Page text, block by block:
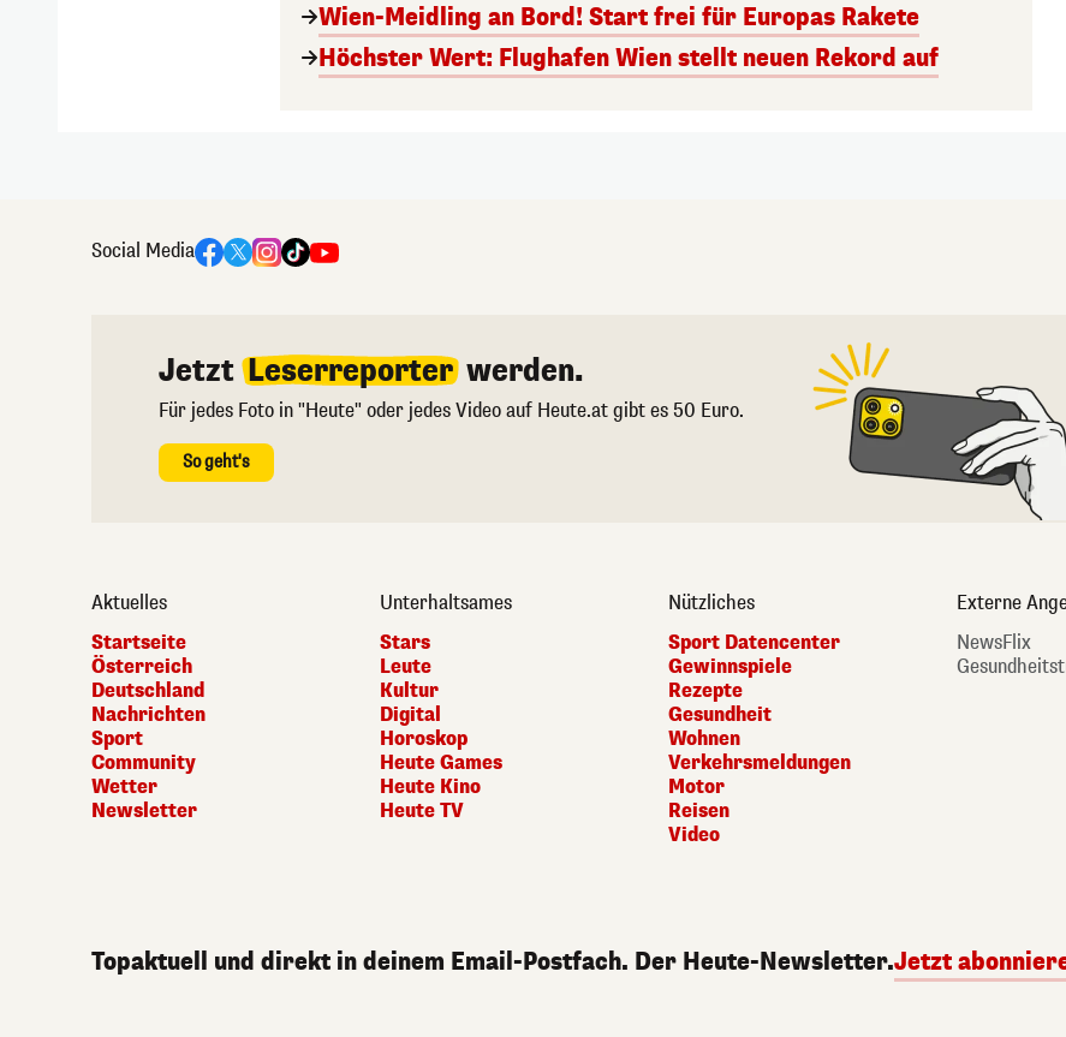
Wien-Meidling an Bord! Start frei für Europas Rakete
Höchster Wert: Flughafen Wien stellt neuen Rekord auf
Social Media
Jetzt Leserreporter werden.
Für jedes Foto in "Heute" oder jedes Video auf Heute.at gibt es 50 Euro.
So geht's
Aktuelles
Startseite
Österreich
Deutschland
Nachrichten
Sport
Community
Wetter
Newsletter
Unterhaltsames
Stars
Leute
Kultur
Digital
Horoskop
Heute Games
Heute Kino
Heute TV
Nützliches
Sport Datencenter
Gewinnspiele
Rezepte
Gesundheit
Wohnen
Verkehrsmeldungen
Motor
Reisen
Video
Externe
NewsFlix
Topaktuell und direkt in deinem Email-Postfach. Der Heute-Newsletter.Jetzt